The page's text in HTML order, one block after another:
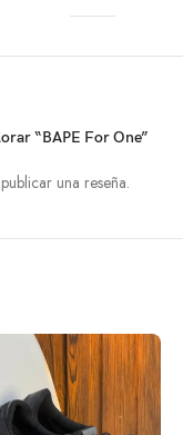
“BAPE For One”
una reseña.